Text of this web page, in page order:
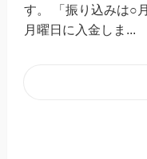
す。 「振り込みは○
月曜日に入金しま...